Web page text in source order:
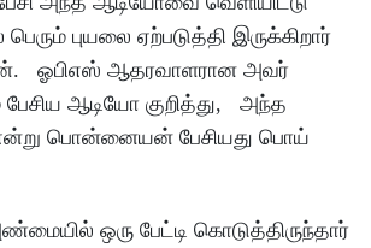
புயலை ஏற்படுத்தி இருக்கிறார்
ஓபிஎஸ் ஆதரவாளரான அவர்
ஆடியோ குறித்து, அந்த
என்று பொன்னையன் பேசியது பொய்
ஒரு பேட்டி கொடுத்திருந்தார்